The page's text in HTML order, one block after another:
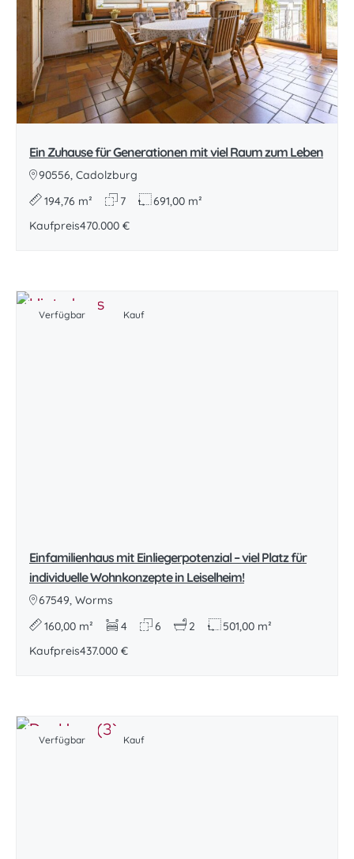
Ein Zuhause für Generationen mit viel Raum zum Leben
90556, Cadolzburg
194,76 m²
7
691,00 m²
Kaufpreis470.000 €
Verfügbar Kauf
Einfamilienhaus mit Einliegerpotenzial – viel Platz für
individuelle Wohnkonzepte in Leiselheim!
67549, Worms
160,00 m²
4 6 2
501,00 m²
Kaufpreis437.000 €
Verfügbar Kauf